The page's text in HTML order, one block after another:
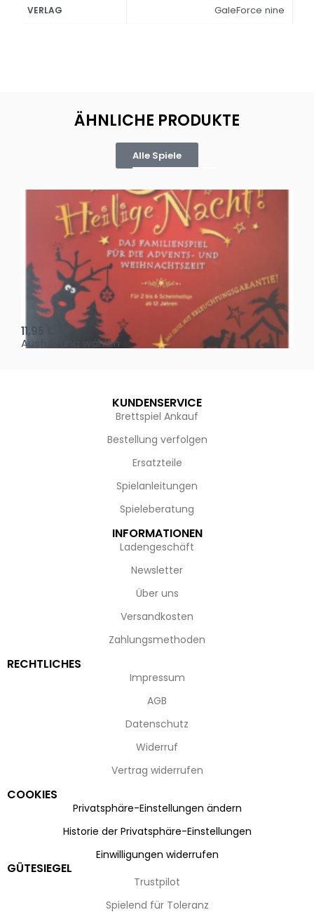
VERLAG GaleForce nine
ÄHNLICHE PRODUKTE
Alle Spiele
Oh, heilige Nacht!
11,95
Ausführung wählen
KUNDENSERVICE
Brettspiel Ankauf
Bestellung verfolgen
Ersatzteile
Spielanleitungen
Spieleberatung
INFORMATIONEN
Ladengeschäft
Newsletter
Über uns
Versandkosten
Zahlungsmethoden
RECHTLICHES
Impressum
AGB
Datenschutz
Widerruf
Vertrag widerrufen
COOKIES
Privatsphäre-Einstellungen ändern
Historie der Privatsphäre-Einstellungen
Einwilligungen widerrufen
GÜTESIEGEL
Trustpilot
Spielend für Toleranz